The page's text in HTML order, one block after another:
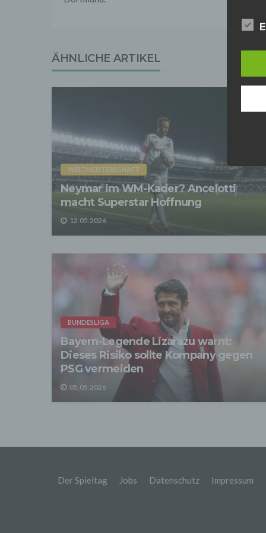
ÄHNLICHE ARTIKEL
WELTMEISTERSCHAFT
Neymar im WM-Kader? Ancelotti
macht Superstar Hoffnung
12.05.2026
BUNDESLIGA
Bayern-Legende Lizarazu warnt:
Dieses Risiko sollte Kompany gegen
PSG vermeiden
05.05.2026
Der Spieltag Jobs Datenschutz Impressum
ist
Für
2.
Wir
Wir
der
3.
Die
-